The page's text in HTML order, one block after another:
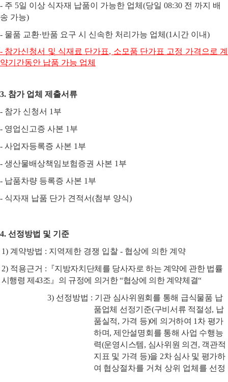
- 주 5일 이상 식자재 납품이 가능한 업체 (당일 08:30 전 까지 배
송 가능)
- 물품 교환·반품 요구 시 신속한 처리가능 업체 (1시간 이내)
- 참가신청서 및 식재료 단가표, 소모품 단가표 고정 가격으로 계
약기간동안 납품 가능 업체
3. 참가 업체 제출서류
- 참가 신청서 1 부
- 영업신고증 사본 1 부
- 사업자등록증 사본 1 부
- 생산물배상책임보험증권 사본 1 부
- 납품차량 등록증 사본 1 부
- 식자재 납품 단가 견적서(첨부 양식)
4. 선정방법 및 기준
1) 계약방법 : 지역제한 경쟁 입찰 - 협상에 의한 계약
2) 적용근거 : 『지방자치단체를 당사자로 하는 계약에 관한 법률
시행령 제 43조 』 의 규정에 의거한“협상에 의한 계약체결“
3) 선정방법 : 기관 심사위원회를 통해 급식물품 납
품업체 선정기준(구비서류 적절성, 납
품실적, 가격 등)에 의거하여 1 차 평가
하며, 제안설명회를 통해 사업 수행능
력(운영시스템, 심사위원 의견 , 객관적
지표 및 가격 등)을 2차 심사 및 평가하
여 협상절차를 거쳐 상위 업체를 선정